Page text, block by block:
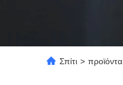
Σπίτι > προϊόντα